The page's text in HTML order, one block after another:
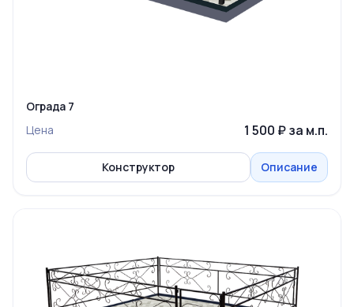
Ограда 7
Цена
1 500 ₽ за м.п.
Конструктор Описание